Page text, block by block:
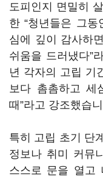
도피인지 면밀히
한 “청년들은 그
심에 깊이 감사하
쉬움을 드러냈다”
년 각자의 고립 기
보다 촘촘하고 세
때”라고 강조했습
특히 고립 초기 단
정보나 취미 커뮤
스스로 문을 열고